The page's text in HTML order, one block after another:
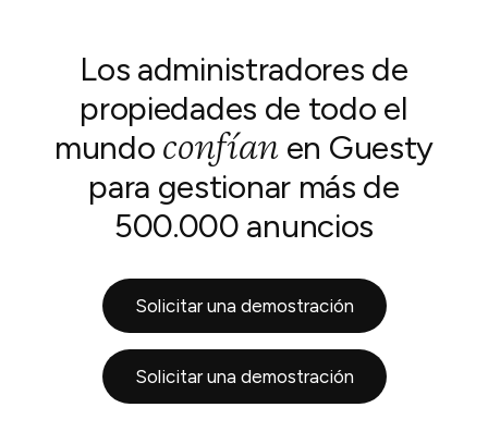
Los administradores de
propiedades de todo el
mundo confían en Guesty
para gestionar más de
500.000 anuncios
Solicitar una demostración
Solicitar una demostración